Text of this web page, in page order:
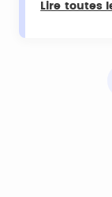
Lire toutes